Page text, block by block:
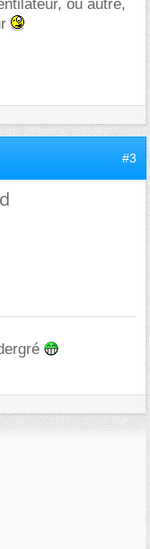
ou autre,
#3